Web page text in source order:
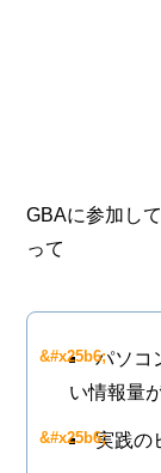
GBAに参加し
って
パソコ
い情報量
実践の